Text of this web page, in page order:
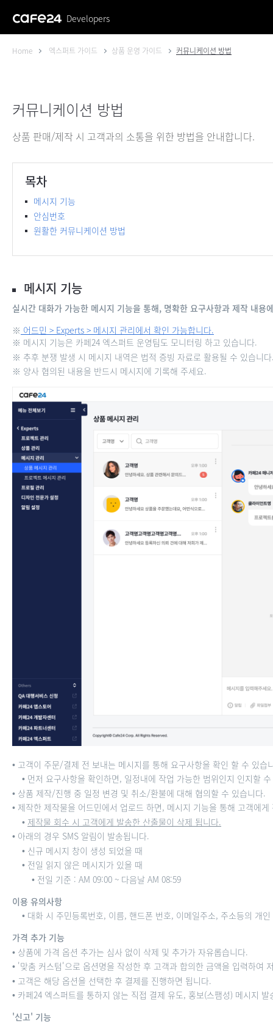
Developers
Home 엑스퍼트 가이드 상품 운영 가이드 커뮤니케이션 방법
커뮤니케이션 방법
상품 판매/제작 시 고객과의 소통을 위한 방법을 안내합니다.
목차
메시지 기능
안심번호
원활한 커뮤니케이션 방법
메시지 기능
실시간 대화가 가능한 메시지 기능을 통해, 명확한 요구사항과 제작 내용
※ 어드민 > Experts > 메시지 관리에서 확인 가능합니다.
※ 메시지 기능은 카페24 엑스퍼트 운영팀도 모니터링 하고 있습니다.
※ 추후 분쟁 발생 시 메시지 내역은 법적 증빙 자료로 활용될 수 있습니
※ 양사 협의된 내용을 반드시 메시지에 기록해 주세요.
• 고객이 주문/결제 전 보내는 메시지를 통해 요구사항을 확인 할 수 있습
• 먼저 요구사항을 확인하면, 일정내에 작업 가능한 범위인지 인지할
• 상품 제작/진행 중 일정 변경 및 취소/환불에 대해 협의할 수 있습니다.
• 제작한 제작물을 어드민에서 업로드 하면, 메시지 기능을 통해 고객에게
• 제작물 회수 시 고객에게 발송한 산출물이 삭제 됩니다.
• 아래의 경우 SMS 알림이 발송됩니다.
• 신규 메시지 창이 생성 되었을 때
• 전일 읽지 않은 메시지가 있을 때
• 전일 기준 : AM 09:00 ~ 다음날 AM 08:59
이용 유의사항
• 대화 시 주민등록번호, 이름, 핸드폰 번호, 이메일주소, 주소등의 개
가격 추가 기능
• 상품에 가격 옵션 추가는 심사 없이 삭제 및 추가가 자유롭습니다.
• '맞춤 커스텀'으로 옵션명을 작성한 후 고객과 합의한 금액을 입력하여
• 고객은 해당 옵션을 선택한 후 결제를 진행하면 됩니다.
• 카페24 엑스퍼트를 통하지 않는 직접 결제 유도, 홍보(스팸성) 메시지
'신고' 기능